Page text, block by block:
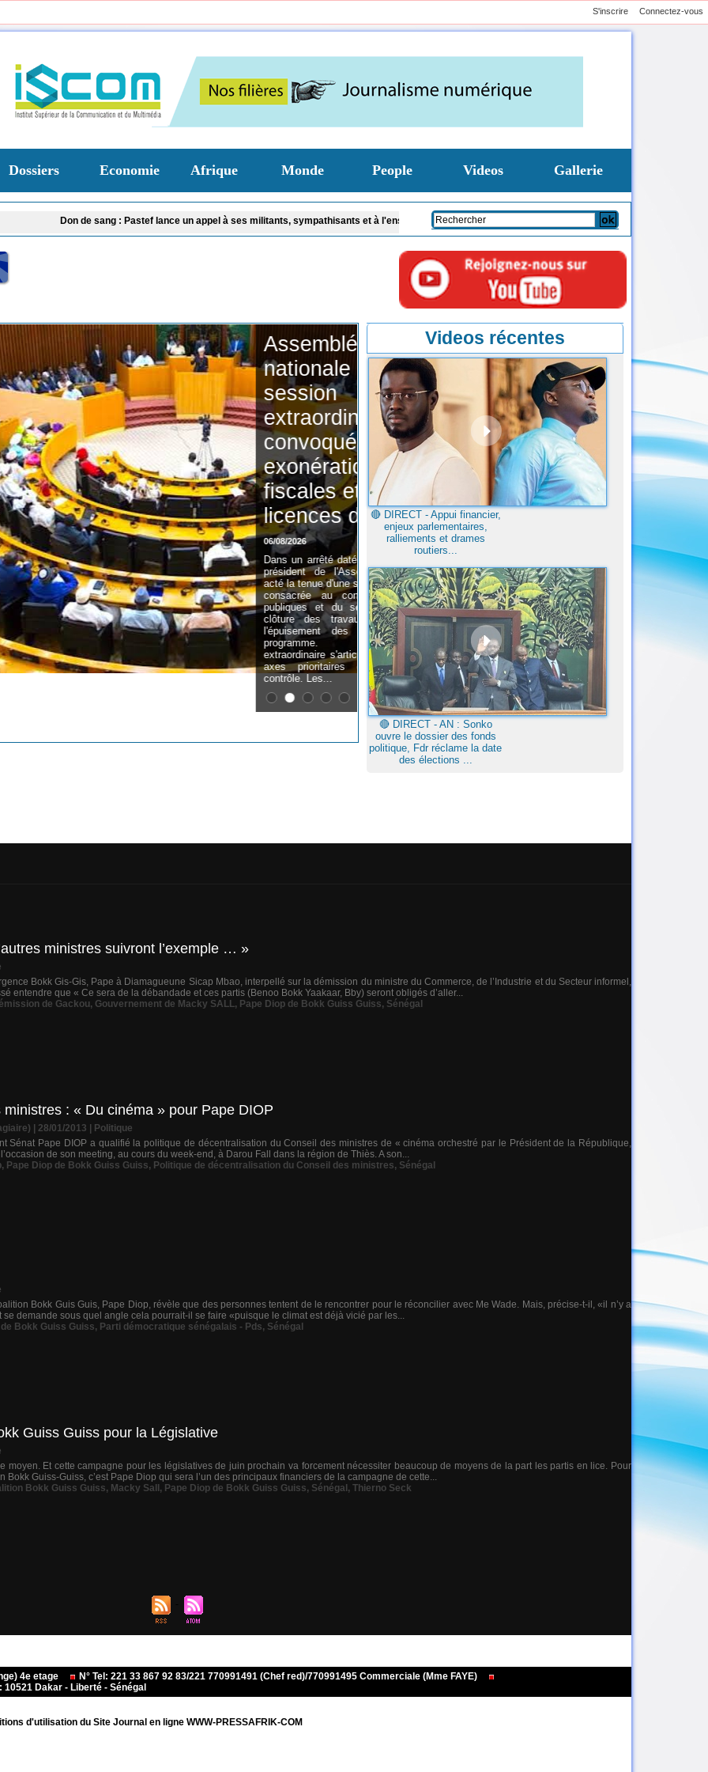
Connectez-vous
S'inscrire
Dossiers Economie Afrique Monde People Videos Gallerie
Don de sang : Pastef lance un appel à ses militants, sympathisants et à l'ensemble des citoyens Code de la famille et présence des cadis : Dar Al
Assemblée
nationale : une
session
extraordinaire
convoquée sur les
exonérations
fiscales et les
licences de pêche
06/08/2026
Dans un arrêté daté du 06 août 2026, le
président de l'Assemblée nationale a
acté la tenue d'une session extraordinaire
consacrée au contrôle des finances
publiques et du secteur maritime. La
clôture des travaux interviendra dès
l'épuisement des points inscrits au
programme. Cette session
extraordinaire s'articulera autour de deux
axes prioritaires d'évaluation et de
Videos récentes
🔴​ DIRECT - Appui financier,
enjeux parlementaires,
ralliements et drames
routiers...
🔴​ DIRECT - AN : Sonko
ouvre le dossier des fonds
politique, Fdr réclame la date
des élections ...
ministres suivront l’exemple … »
Bokk Gis-Gis, Pape à Diamagueune Sicap Mbao, interpellé sur la démission du ministre du Commerce, de l’Industrie et du Secteur informel,
entendre que « Ce sera de la débandade et ces partis (Benoo Bokk Yaakaar, Bby) seront obligés d’aller...
de Gackou, Gouvernement de Macky SALL, Pape Diop de Bokk Guiss Guiss, Sénégal
: « Du cinéma » pour Pape DIOP
| 28/01/2013
Politique
Sénat Pape DIOP a qualifié la politique de décentralisation du Conseil des ministres de « cinéma orchestré par le Président de la République,
l’occasion de son meeting, au cours du week-end, à Darou Fall dans la région de Thiès. A son...
, Pape Diop de Bokk Guiss Guiss, Politique de décentralisation du Conseil des ministres, Sénégal
Bokk Guis Guis, Pape Diop, révèle que des personnes tentent de le rencontrer pour le réconcilier avec Me Wade. Mais, précise-t-il, «il n’y a
se demande sous quel angle cela pourrait-il se faire «puisque le climat est déjà vicié par les...
de Bokk Guiss Guiss, Parti démocratique sénégalais - Pds, Sénégal
Guiss Guiss pour la Législative
moyen. Et cette campagne pour les législatives de juin prochain va forcement nécessiter beaucoup de moyens de la part les partis en lice. Pour
Bokk Guiss-Guiss, c’est Pape Diop qui sera l’un des principaux financiers de la campagne de cette...
Bokk Guiss Guiss, Macky Sall , Pape Diop de Bokk Guiss Guiss, Sénégal , Thierno Seck
4e etage
N° Tel: 221 33 867 92 83/221 770991491 (Chef red)/770991495 Commerciale (Mme FAYE)
Dakar - Liberté - Sénégal
d'utilisation du Site Journal en ligne WWW-PRESSAFRIK-COM